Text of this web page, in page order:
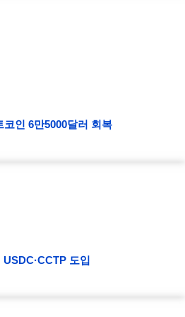
인 6만5000달러 회복
도입